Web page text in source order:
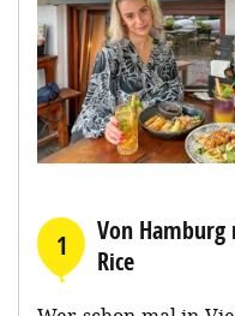
1
Von Hamburg
Rice